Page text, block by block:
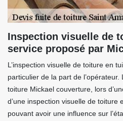
Inspection visuelle de
service proposé par
L’inspection visuelle de toiture en
particulier de la part de l’opérateur.
toiture Mickael couverture, lors
d’une inspection visuelle de toiture
pouvant avoir une influence sur